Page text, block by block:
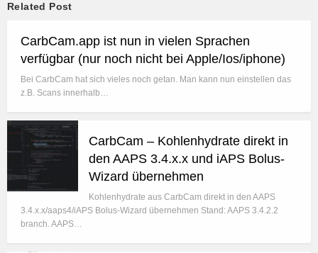
Related Post
CarbCam.app ist nun in vielen Sprachen
verfügbar (nur noch nicht bei Apple/Ios/iphone)
Bei CarbCam hat sich vieles noch getan. Man kann nun einstellen das
z.B. Scans innerhalb…
CarbCam – Kohlenhydrate direkt in
den AAPS 3.4.x.x und iAPS Bolus-
Wizard übernehmen
Kohlenhydrate aus CarbCam direkt in den AAPS
3.4.x.x/aaps4/iAPS Bolus-Wizard übernehmen Stand: AAPS 3.4.2.2
branch. AAPS…